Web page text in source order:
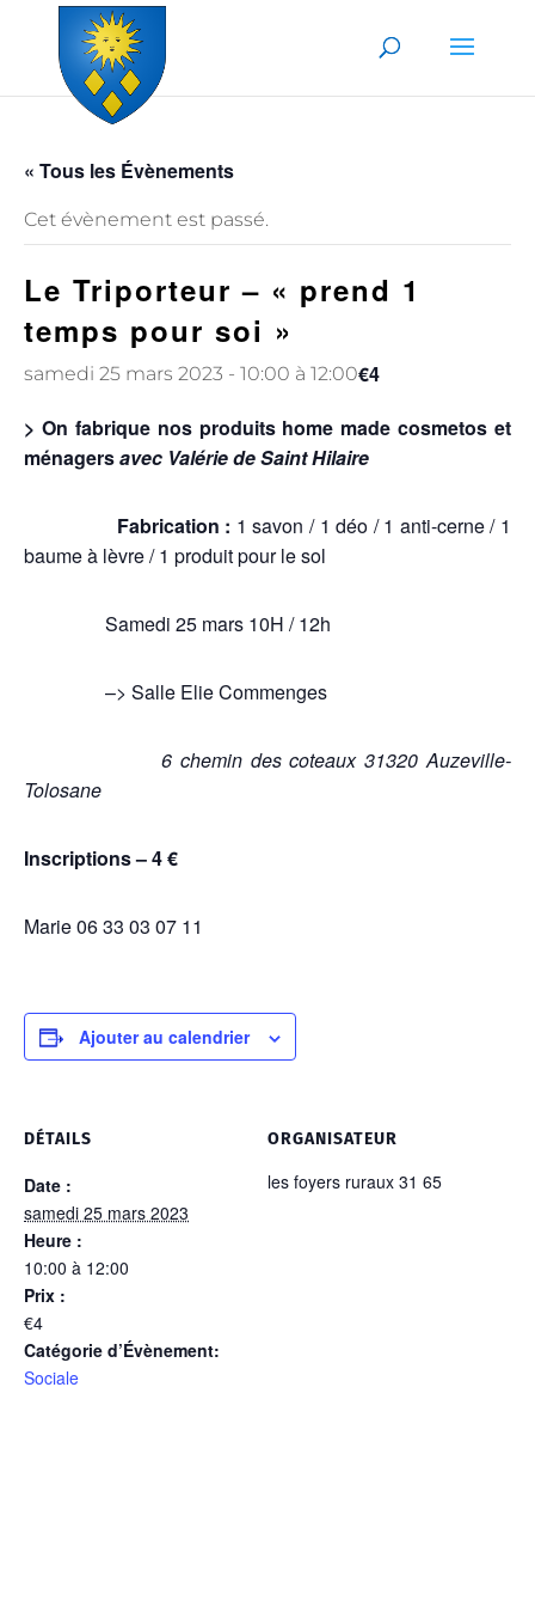
Skip to content
« Tous les Évènements
Cet évènement est passé.
Le Triporteur – « prend 1
temps pour soi »
samedi 25 mars 2023 - 10:00 à 12:00€4
> On fabrique nos produits home made cosmetos et
ménagersavec Valérie de Saint Hilaire
Fabrication : 1 savon / 1 déo / 1 anti-cerne / 1
baume à lèvre / 1 produit pour le sol
Samedi 25 mars 10H / 12h
–> Salle Elie Commenges
6 chemin des coteaux 31320 Auzeville-
Tolosane
Inscriptions – 4 €
Marie 06 33 03 07 11
Ajouter au calendrier
DÉTAILS
Date :
samedi 25 mars 2023
Heure :
10:00 à 12:00
Prix :
€4
Catégorie d’Évènement:
Sociale
ORGANISATEUR
les foyers ruraux 31 65